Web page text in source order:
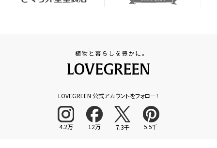
LOVEGREEN 公式アカウントをフォロー！
4.2万 12万 7.3千 5.5千